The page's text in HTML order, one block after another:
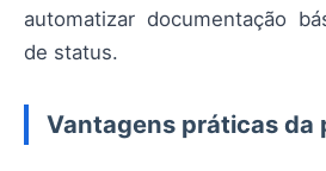
automatizar documentação
de status.
Vantagens práticas da